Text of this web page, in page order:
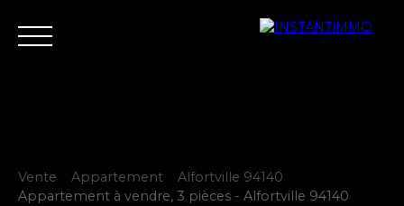
Accueil Estimer Vendre Acheter Neuf
Vente Appartement
Alfortville 94140
Appartement à vendre, 3 pièces - Alfortville 94140